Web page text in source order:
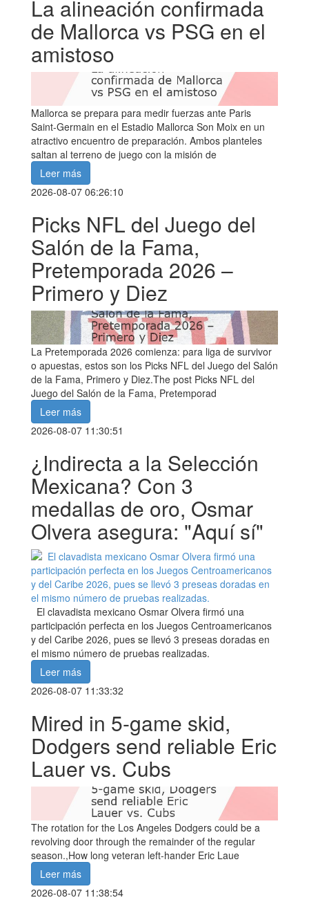
La alineación confirmada
de Mallorca vs PSG en el
amistoso
Mallorca se prepara para medir fuerzas ante Paris
Saint-Germain en el Estadio Mallorca Son Moix en un
atractivo encuentro de preparación. Ambos planteles
saltan al terreno de juego con la misión de
Leer más
2026-08-07 06:26:10
Picks NFL del Juego del
Salón de la Fama,
Pretemporada 2026 –
Primero y Diez
La Pretemporada 2026 comienza: para liga de survivor
o apuestas, estos son los Picks NFL del Juego del Salón
de la Fama, Primero y Diez.The post Picks NFL del
Juego del Salón de la Fama, Pretemporad
Leer más
2026-08-07 11:30:51
¿Indirecta a la Selección
Mexicana? Con 3
medallas de oro, Osmar
Olvera asegura: "Aquí sí"
El clavadista mexicano Osmar Olvera firmó una
participación perfecta en los Juegos Centroamericanos
y del Caribe 2026, pues se llevó 3 preseas doradas en
el mismo número de pruebas realizadas.
Leer más
2026-08-07 11:33:32
Mired in 5-game skid,
Dodgers send reliable Eric
Lauer vs. Cubs
The rotation for the Los Angeles Dodgers could be a
revolving door through the remainder of the regular
season.,How long veteran left-hander Eric Laue
Leer más
2026-08-07 11:38:54